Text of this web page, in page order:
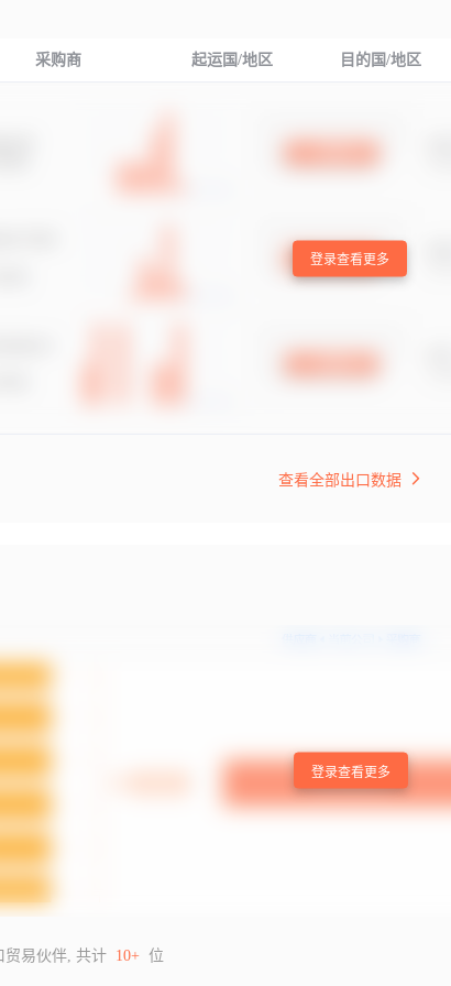
采购商 起运国/地区 目的国/地区
登录查看更多
查看全部出口数据
登录查看更多
贸易伙伴, 共计 10+ 位